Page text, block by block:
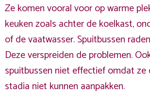
Ze komen vooral voor op warme
keuken zoals achter de koelkast,
of de vaatwasser. Spuitbussen
Deze verspreiden de problemen.
spuitbussen niet effectief omdat ze
stadia niet kunnen aanpakken.